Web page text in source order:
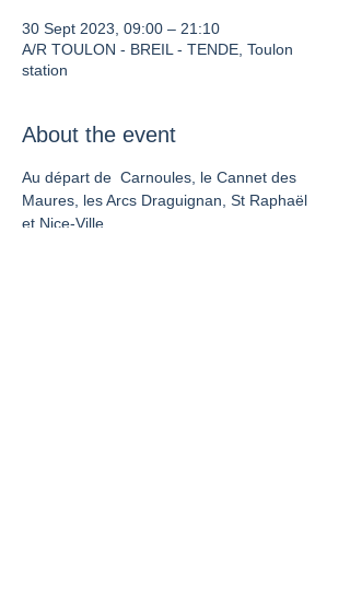
30 Sept 2023, 09:00 – 21:10
A/R TOULON - BREIL - TENDE, Toulon
station
About the event
Au départ de  Carnoules, le Cannet des
Maures, les Arcs Draguignan, St Raphaël
et Nice-Ville.